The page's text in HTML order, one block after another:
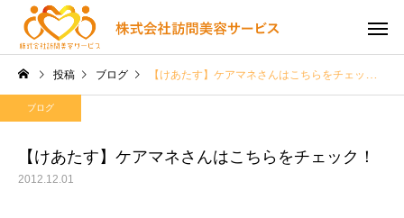
投稿 ブログ 【けあたす】ケアマネさんはこちらをチェック！
ブログ
【けあたす】ケアマネさんはこちらをチェック！
2012.12.01